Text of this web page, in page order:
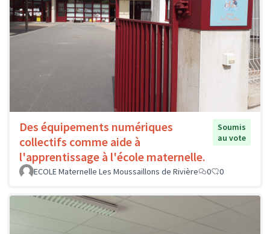
Des équipements numériques
collectifs comme aide à
l'apprentissage à l'école maternelle.
Soumis
au vote
ECOLE Maternelle Les Moussaillons de Rivière 0 0